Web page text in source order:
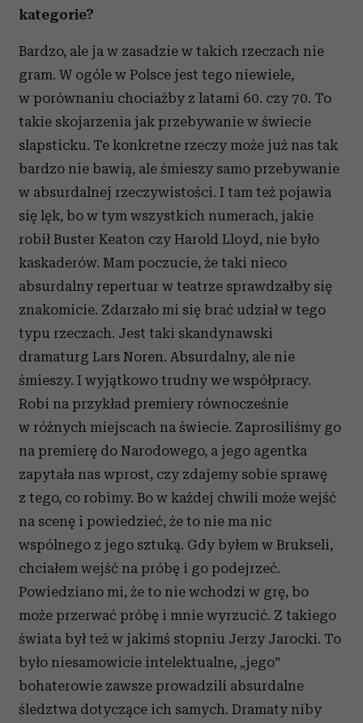
kategorie?
Bardzo, ale ja w zasadzie w takich rzeczach nie
gram. W ogóle w Polsce jest tego niewiele,
w porównaniu chociażby z latami 60. czy 70. To
takie skojarzenia jak przebywanie w świecie
slapsticku. Te konkretne rzeczy może już nas tak
bardzo nie bawią, ale śmieszy samo przebywanie
w absurdalnej rzeczywistości. I tam też pojawia
się lęk, bo w tym wszystkich numerach, jakie
robił Buster Keaton czy Harold Lloyd, nie było
kaskaderów. Mam poczucie, że taki nieco
absurdalny repertuar w teatrze sprawdzałby się
znakomicie. Zdarzało mi się brać udział w tego
typu rzeczach. Jest taki skandynawski
dramaturg Lars Noren. Absurdalny, ale nie
śmieszy. I wyjątkowo trudny we współpracy.
Robi na przykład premiery równocześnie
w różnych miejscach na świecie. Zaprosiliśmy go
na premierę do Narodowego, a jego agentka
zapytała nas wprost, czy zdajemy sobie sprawę
z tego, co robimy. Bo w każdej chwili może wejść
na scenę i powiedzieć, że to nie ma nic
wspólnego z jego sztuką. Gdy byłem w Brukseli,
chciałem wejść na próbę i go podejrzeć.
Powiedziano mi, że to nie wchodzi w grę, bo
może przerwać próbę i mnie wyrzucić. Z takiego
świata był też w jakimś stopniu Jerzy Jarocki. To
było niesamowicie intelektualne, „jego”
bohaterowie zawsze prowadzili absurdalne
śledztwa dotyczące ich samych. Dramaty niby